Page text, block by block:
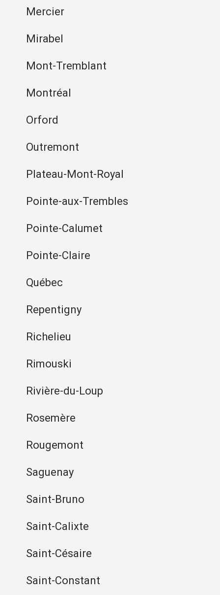
Mercier
Mirabel
Mont-Tremblant
Montréal
Orford
Outremont
Plateau-Mont-Royal
Pointe-aux-Trembles
Pointe-Calumet
Pointe-Claire
Québec
Repentigny
Richelieu
Rimouski
Rivière-du-Loup
Rosemère
Rougemont
Saguenay
Saint-Bruno
Saint-Calixte
Saint-Césaire
Saint-Constant